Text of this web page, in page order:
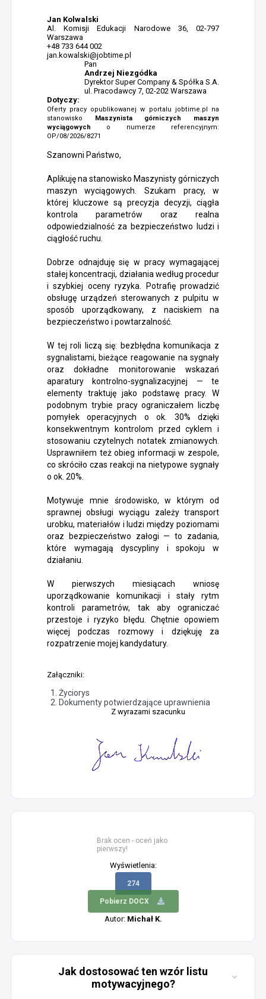
Jan Kolwalski
Al. Komisji Edukacji Narodowe 36, 02-797
Warszawa
+48 733 644 002
jan.kowalski@jobtime.pl
Pan
Andrzej Niezgódka
Dyrektor Super Company & Spółka S.A.
ul. Pracodawcy 7, 02-202 Warszawa
Dotyczy:
Oferty pracy opublikowanej w portalu jobtime.pl na
stanowisko
Maszynista górniczych maszyn
wyciągowych o numerze referencyjnym:
OP/08/2026/8271
Szanowni Państwo,
Aplikuję na stanowisko Maszynisty górniczych
maszyn wyciągowych. Szukam pracy, w
której kluczowe są precyzja decyzji, ciągła
kontrola parametrów oraz realna
odpowiedzialność za bezpieczeństwo ludzi i
ciągłość ruchu.
Dobrze odnajduję się w pracy wymagającej
stałej koncentracji, działania według procedur
i szybkiej oceny ryzyka. Potrafię prowadzić
obsługę urządzeń sterowanych z pulpitu w
sposób uporządkowany, z naciskiem na
bezpieczeństwo i powtarzalność.
W tej roli liczą się: bezbłędna komunikacja z
sygnalistami, bieżące reagowanie na sygnały
oraz dokładne monitorowanie wskazań
aparatury kontrolno-sygnalizacyjnej — te
elementy traktuję jako podstawę pracy. W
podobnym trybie pracy ograniczałem liczbę
pomyłek operacyjnych o ok. 30% dzięki
konsekwentnym kontrolom przed cyklem i
stosowaniu czytelnych notatek zmianowych.
Usprawniłem też obieg informacji w zespole,
co skróciło czas reakcji na nietypowe sygnały
o ok. 20%.
Motywuje mnie środowisko, w którym od
sprawnej obsługi wyciągu zależy transport
urobku, materiałów i ludzi między poziomami
oraz bezpieczeństwo załogi — to zadania,
które wymagają dyscypliny i spokoju w
działaniu.
W pierwszych miesiącach wniosę
uporządkowanie komunikacji i stały rytm
kontroli parametrów, tak aby ograniczać
przestoje i ryzyko błędu. Chętnie opowiem
więcej podczas rozmowy i dziękuję za
rozpatrzenie mojej kandydatury.
Załączniki:
Życiorys
Dokumenty potwierdzające uprawnienia
Z wyrazami szacunku
Brak ocen - oceń jako
pierwszy!
Wyświetlenia:
274
Pobierz DOCX
Autor: Michał K.
Jak dostosować ten wzór listu
motywacyjnego?